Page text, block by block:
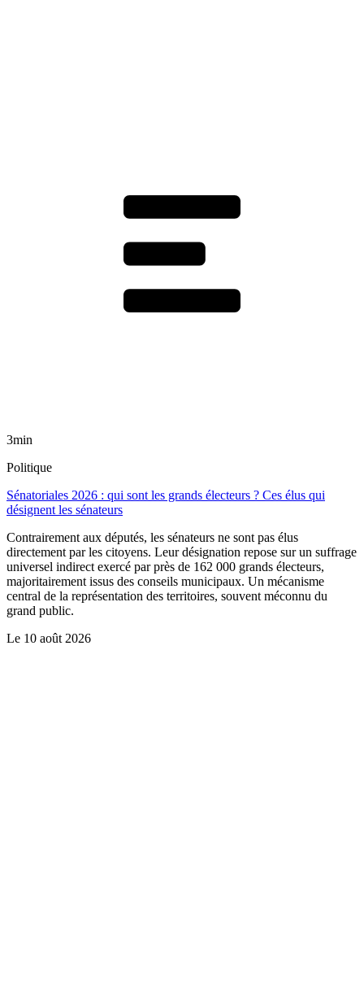
3min
Politique
Sénatoriales 2026 : qui sont les grands électeurs ? Ces élus qui
désignent les sénateurs
Contrairement aux députés, les sénateurs ne sont pas élus
directement par les citoyens. Leur désignation repose sur un suffrage
universel indirect exercé par près de 162 000 grands électeurs,
majoritairement issus des conseils municipaux. Un mécanisme
central de la représentation des territoires, souvent méconnu du
grand public.
Le 10 août 2026